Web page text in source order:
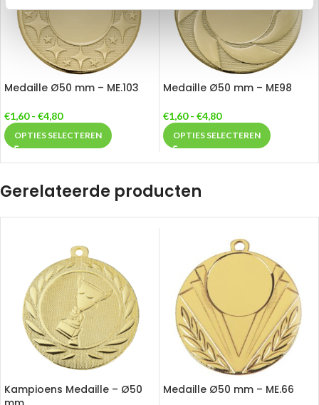
Medaille Ø50 mm – ME.103
€1,60 - €4,80
OPTIES SELECTEREN
Medaille Ø50 mm – ME98
€1,60 - €4,80
OPTIES SELECTEREN
Gerelateerde producten
Kampioens Medaille – Ø50
Medaille Ø50 mm – ME.66